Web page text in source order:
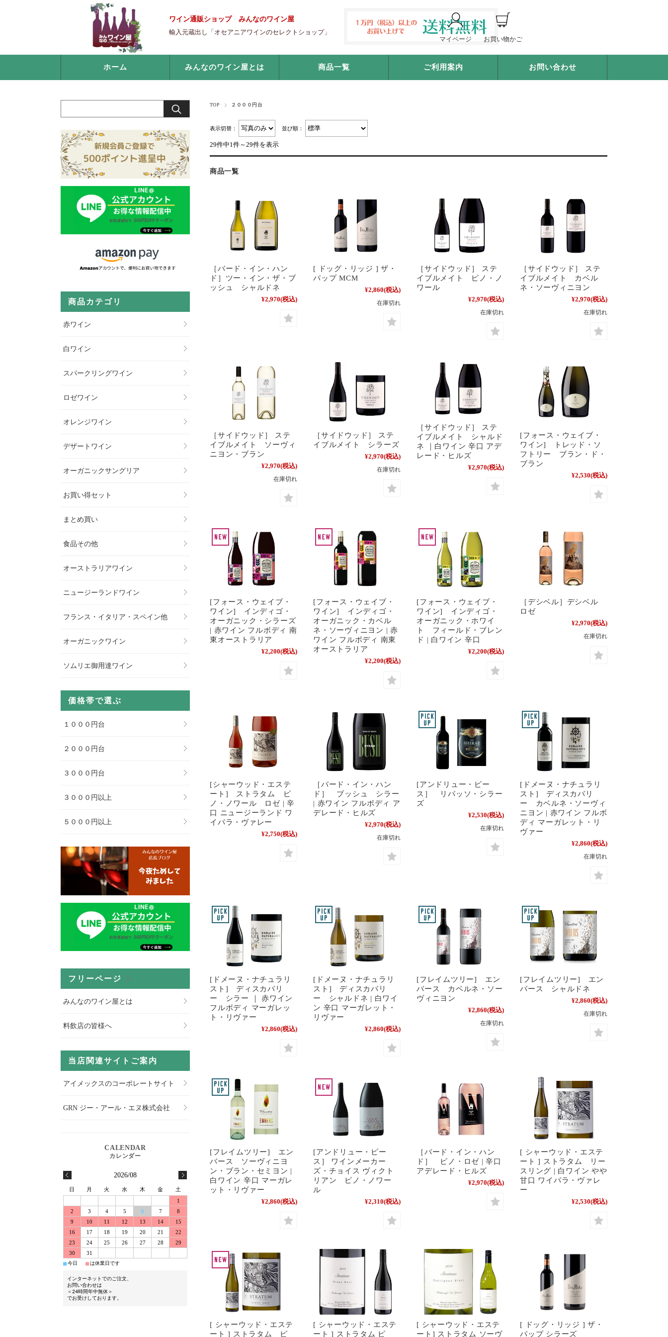
ワイン通販ショップ みんなのワイン屋
輸入元蔵出し「オセアニアワインのセレクトショップ」
マイページ
お買い物かご
ホーム みんなのワイン屋とは 商品一覧 ご利用案内 お問い合わせ
TOP ２０００円台
表示切替： 並び順：
29件中1件～29件を表示
商品一覧
［バード・イン・ハン
ド］ツー・イン・ザ・ブ
ッシュ シャルドネ
¥2,970(税込)
[ ドッグ・リッジ ] ザ・
パップ MCM
¥2,860(税込)
在庫切れ
［サイドウッド］ ステ
イブルメイト ピノ・ノ
ワール
¥2,970(税込)
在庫切れ
［サイドウッド］ ステ
イブルメイト カベル
ネ・ソーヴィニヨン
¥2,970(税込)
在庫切れ
［サイドウッド］ ステ
イブルメイト ソーヴィ
ニヨン・ブラン
¥2,970(税込)
在庫切れ
［サイドウッド］ ステ
イブルメイト シラーズ
¥2,970(税込)
在庫切れ
［サイドウッド］ ステ
イブルメイト シャルド
ネ ｜白ワイン 辛口 アデ
レード・ヒルズ
¥2,970(税込)
[フォース・ウェイブ・
ワイン] トレッド・ソ
フトリー ブラン・ド・
ブラン
¥2,530(税込)
[フォース・ウェイブ・
ワイン] インディゴ・
オーガニック・シラーズ
| 赤ワイン フルボディ 南
東オーストラリア
¥2,200(税込)
[フォース・ウェイブ・
ワイン] インディゴ・
オーガニック・カベル
ネ・ソーヴィニヨン | 赤
ワイン フルボディ 南東
オーストラリア
¥2,200(税込)
[フォース・ウェイブ・
ワイン] インディゴ・
オーガニック・ホワイ
ト フィールド・ブレン
ド | 白ワイン 辛口
¥2,200(税込)
［デシベル］デシベル
ロゼ
¥2,970(税込)
在庫切れ
[シャーウッド・エステ
ート] ストラタム ピ
ノ・ノワール ロゼ | 辛
口 ニュージーランド ワ
イパラ・ヴァレー
¥2,750(税込)
［バード・イン・ハン
ド］ ブッシュ シラー
| 赤ワイン フルボディ ア
デレード・ヒルズ
¥2,970(税込)
在庫切れ
[アンドリュー・ピー
ス］ リパッソ・シラー
ズ
¥2,530(税込)
在庫切れ
[ドメーヌ・ナチュラリ
スト] ディスカバリ
ー カベルネ・ソーヴィ
ニヨン | 赤ワイン フルボ
ディ マーガレット・リ
ヴァー
¥2,860(税込)
在庫切れ
[ドメーヌ・ナチュラリ
スト] ディスカバリ
ー シラー ｜ 赤ワイン
フルボディ マーガレッ
ト・リヴァー
¥2,860(税込)
[ドメーヌ・ナチュラリ
スト] ディスカバリ
ー シャルドネ | 白ワイ
ン 辛口 マーガレット・
リヴァー
¥2,860(税込)
[フレイムツリー] エン
バース カベルネ・ソー
ヴィニヨン
¥2,860(税込)
在庫切れ
[フレイムツリー] エン
バース シャルドネ
¥2,860(税込)
在庫切れ
[フレイムツリー] エン
バース ソーヴィニヨ
ン・ブラン・セミヨン |
白ワイン 辛口 マーガレ
ット・リヴァー
¥2,860(税込)
[アンドリュー・ピー
ス］ ワインメーカー
ズ・チョイス ヴィクト
リアン ピノ・ノワー
ル
¥2,310(税込)
［バード・イン・ハン
ド］ ピノ・ロゼ | 辛口
アデレード・ヒルズ
¥2,970(税込)
[ シャーウッド・エステ
ート ] ストラタム リー
スリング | 白ワイン やや
甘口 ワイパラ・ヴァレ
ー
¥2,530(税込)
[ シャーウッド・エステ
ート ] ストラタム ピ
[ シャーウッド・エステ
ート ] ストラタム ピ
[ シャーウッド・エステ
ート] ストラタム ソーヴ
[ ドッグ・リッジ ] ザ・
パップ シラーズ
商品カテゴリ
赤ワイン
白ワイン
スパークリングワイン
ロゼワイン
オレンジワイン
デザートワイン
オーガニックサングリア
お買い得セット
まとめ買い
食品その他
オーストラリアワイン
ニュージーランドワイン
フランス・イタリア・スペイン他
オーガニックワイン
ソムリエ御用達ワイン
価格帯で選ぶ
１０００円台
２０００円台
３０００円台
３０００円以上
５０００円以上
フリーページ
みんなのワイン屋とは
料飲店の皆様へ
当店関連サイトご案内
アイメックスのコーポレートサイト
GRN ジー・アール・エヌ株式会社
2026/08
日 月 火 水 木 金
土
1
2
3 4 5 6 7
8
9
10 11 12 13 14
15
16
17 18 19 20 21
22
23
24 25 26 27 28
29
30
31
■今日 ■は休業日です
インターネットでのご注文、
お問い合わせは
＜24時間年中無休＞
でお受けしております。